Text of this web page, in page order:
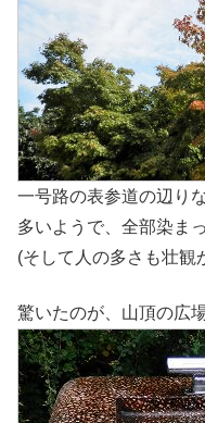
一号路の表参道の辺り
多いようで、全部染ま
(そして人の多さも壮観
驚いたのが、山頂の広